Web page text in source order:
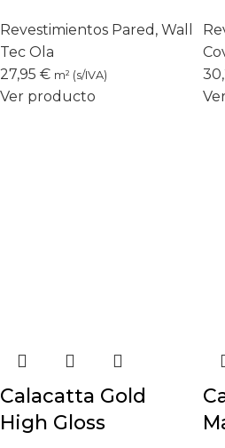
Revestimientos Pared , Wall
Tec Ola
27,95 € m² (s/IVA)
Ver producto
Calacatta Gold
High Gloss